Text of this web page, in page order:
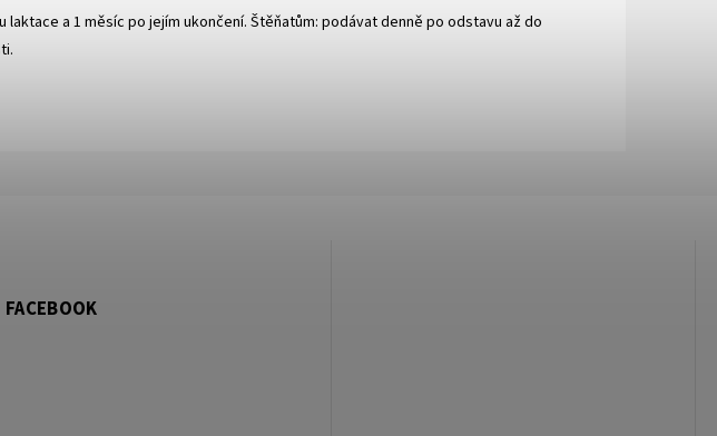
a 1 měsíc po jejím ukončení. Štěňatům: podávat denně po odstavu až do
FACEBOOK